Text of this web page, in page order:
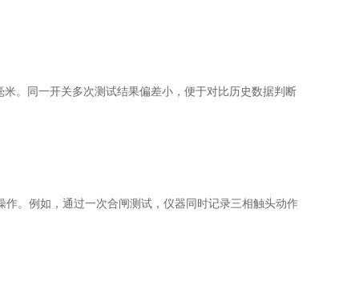
同一开关多次测试结果偏差小，便于对比历史数据判断
例如，通过一次合闸测试，仪器同时记录三相触头动作